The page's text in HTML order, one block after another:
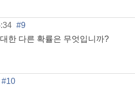
#9
한 다른 확률은 무엇입니까?
#10